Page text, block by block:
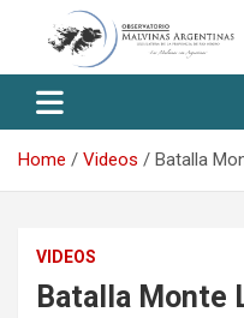
Observatorio
Negro
Home Videos Batalla
VIDEOS
Batalla Monte